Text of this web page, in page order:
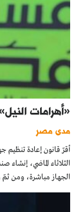
«أهرامات
مدى مصر
أقرّ قانون إعادة تنظيم
الثلاثاء الماضي،
الجهاز مباشرة، ومن ثمّ